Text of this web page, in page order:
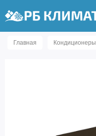
Главная Кондиционеры